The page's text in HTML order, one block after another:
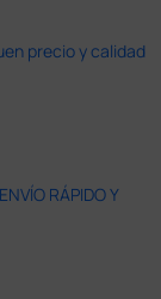
precio y calidad
RÁPIDO Y